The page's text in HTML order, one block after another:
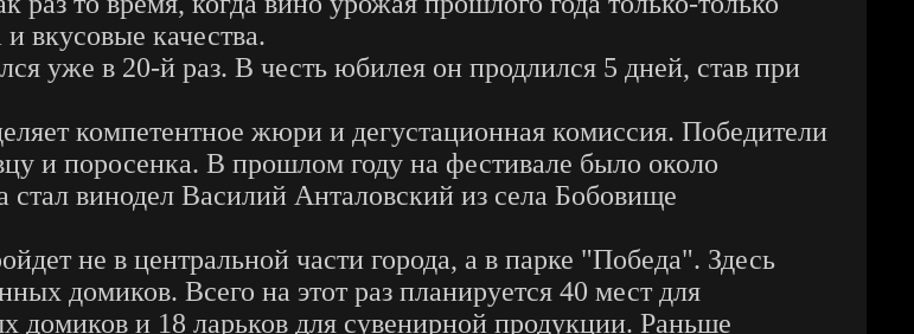
вкусовые качества.
уже в 20-й раз. В честь юбилея он продлился 5 дней, став при
компетентное жюри и дегустационная комиссия. Победители
и поросенка. В прошлом году на фестивале было около
стал винодел Василий Анталовский из села Бобовище
не в центральной части города, а в парке "Победа". Здесь
домиков. Всего на этот раз планируется 40 мест для
домиков и 18 ларьков для сувенирной продукции. Раньше